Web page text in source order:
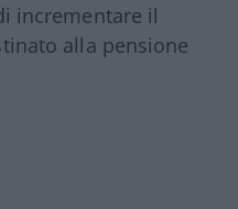
incrementare il
alla pensione